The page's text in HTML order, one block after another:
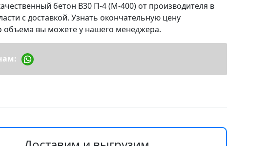
бетон B30 П-4 (М-400) от производителя в
с доставкой. Узнать окончательную цену
объема вы можете у нашего менеджера.